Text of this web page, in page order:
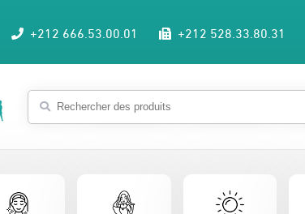
+212 666.53.00.01 +212 528.33.80.31